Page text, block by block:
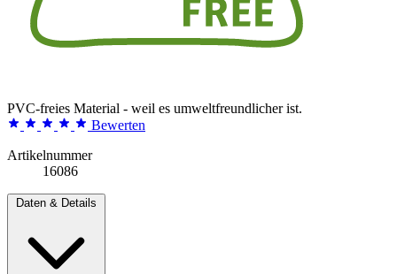
PVC-freies Material - weil es umweltfreundlicher ist.
Bewerten
Artikelnummer
16086
Daten & Details